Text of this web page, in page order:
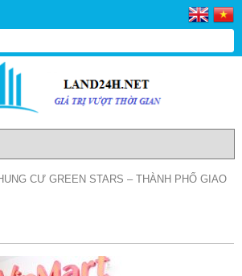
CƯ GREEN STARS – THÀNH PHỐ GIAO